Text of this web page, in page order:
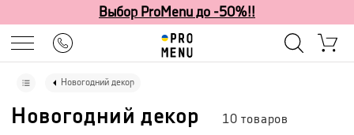
Выбор ProMenu до -50%!!
Новогодний декор
Новогодний декор 10 товаров